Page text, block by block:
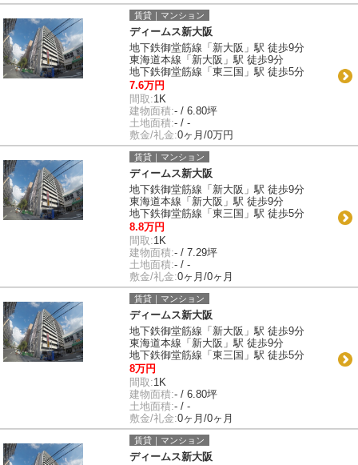
賃貸｜マンション
ディームス新大阪
地下鉄御堂筋線「新大阪」駅 徒歩9分
東海道本線「新大阪」駅 徒歩9分
地下鉄御堂筋線「東三国」駅 徒歩5分
7.6万円
間取:1K
建物面積:- / 6.80坪
土地面積:- / -
敷金/礼金:0ヶ月/0万円
賃貸｜マンション
ディームス新大阪
地下鉄御堂筋線「新大阪」駅 徒歩9分
東海道本線「新大阪」駅 徒歩9分
地下鉄御堂筋線「東三国」駅 徒歩5分
8.8万円
間取:1K
建物面積:- / 7.29坪
土地面積:- / -
敷金/礼金:0ヶ月/0ヶ月
賃貸｜マンション
ディームス新大阪
地下鉄御堂筋線「新大阪」駅 徒歩9分
東海道本線「新大阪」駅 徒歩9分
地下鉄御堂筋線「東三国」駅 徒歩5分
8万円
間取:1K
建物面積:- / 6.80坪
土地面積:- / -
敷金/礼金:0ヶ月/0ヶ月
賃貸｜マンション
ディームス新大阪